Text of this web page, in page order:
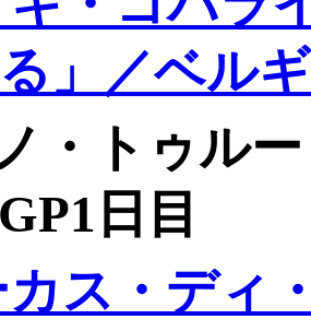
」／ベル
・トゥル
日目
ス・ディ